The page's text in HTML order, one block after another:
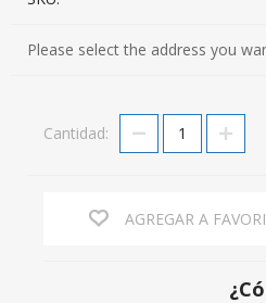
Please select the address you
Cantidad:
AGREGAR A